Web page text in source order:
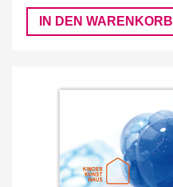
IN DEN WARENKORB